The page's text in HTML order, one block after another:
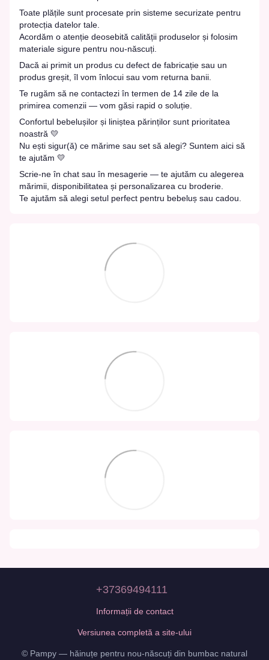
Toate plățile sunt procesate prin sisteme securizate pentru
protecția datelor tale.
Acordăm o atenție deosebită calității produselor și folosim
materiale sigure pentru nou-născuți.
Dacă ai primit un produs cu defect de fabricație sau un
produs greșit, îl vom înlocui sau vom returna banii.
Te rugăm să ne contactezi în termen de 14 zile de la
primirea comenzii — vom găsi rapid o soluție.
Confortul bebelușilor și liniștea părinților sunt prioritatea
noastră 💛
Nu ești sigur(ă) ce mărime sau set să alegi? Suntem aici să
te ajutăm 💛
Scrie-ne în chat sau în mesagerie — te ajutăm cu alegerea
mărimii, disponibilitatea și personalizarea cu broderie.
Te ajutăm să alegi setul perfect pentru bebeluș sau cadou.
+37369494111
Informații de contact
Versiunea completă a site-ului
© Pampy — hăinuțe pentru nou-născuți din bumbac natural